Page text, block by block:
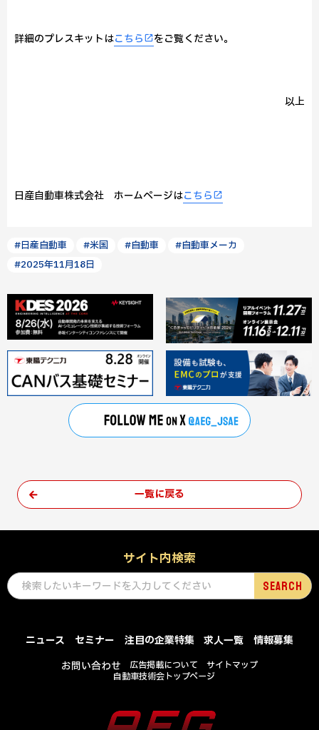
詳細のプレスキットはこちら をご覧ください。
以上
日産自動車株式会社 ホームページはこちら
#日産自動車 #米国 #自動車
#自動車メーカ
#2025年11月18日
一覧に戻る
サイト内検索
ニュース セミナー 注目の企業特集 求人一覧
情報募集
お問い合わせ
広告掲載について
サイトマップ
自動車技術会トップページ